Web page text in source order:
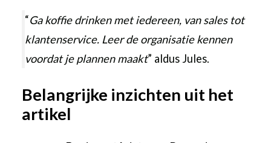
“Ga koffie drinken met iedereen, van sales tot
klantenservice. Leer de organisatie kennen
voordat je plannen maakt” aldus Jules.
Belangrijke inzichten uit het
artikel